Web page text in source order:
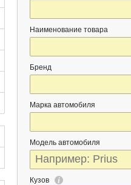
Наименование товара
Бренд
Марка автомобиля
Модель автомобиля
Кузов